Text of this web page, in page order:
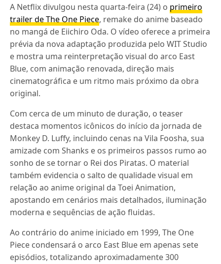
A Netflix divulgou nesta quarta-feira (24) o primeiro
trailer de The One Piece, remake do anime baseado
no mangá de Eiichiro Oda. O vídeo oferece a primeira
prévia da nova adaptação produzida pelo WIT Studio
e mostra uma reinterpretação visual do arco East
Blue, com animação renovada, direção mais
cinematográfica e um ritmo mais próximo da obra
original.
Com cerca de um minuto de duração, o teaser
destaca momentos icônicos do início da jornada de
Monkey D. Luffy, incluindo cenas na Vila Foosha, sua
amizade com Shanks e os primeiros passos rumo ao
sonho de se tornar o Rei dos Piratas. O material
também evidencia o salto de qualidade visual em
relação ao anime original da Toei Animation,
apostando em cenários mais detalhados, iluminação
moderna e sequências de ação fluidas.
Ao contrário do anime iniciado em 1999, The One
Piece condensará o arco East Blue em apenas sete
episódios, totalizando aproximadamente 300